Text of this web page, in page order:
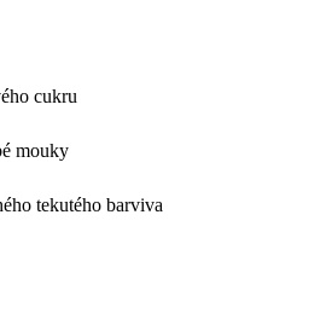
cukru
mouky
tekutého barviva